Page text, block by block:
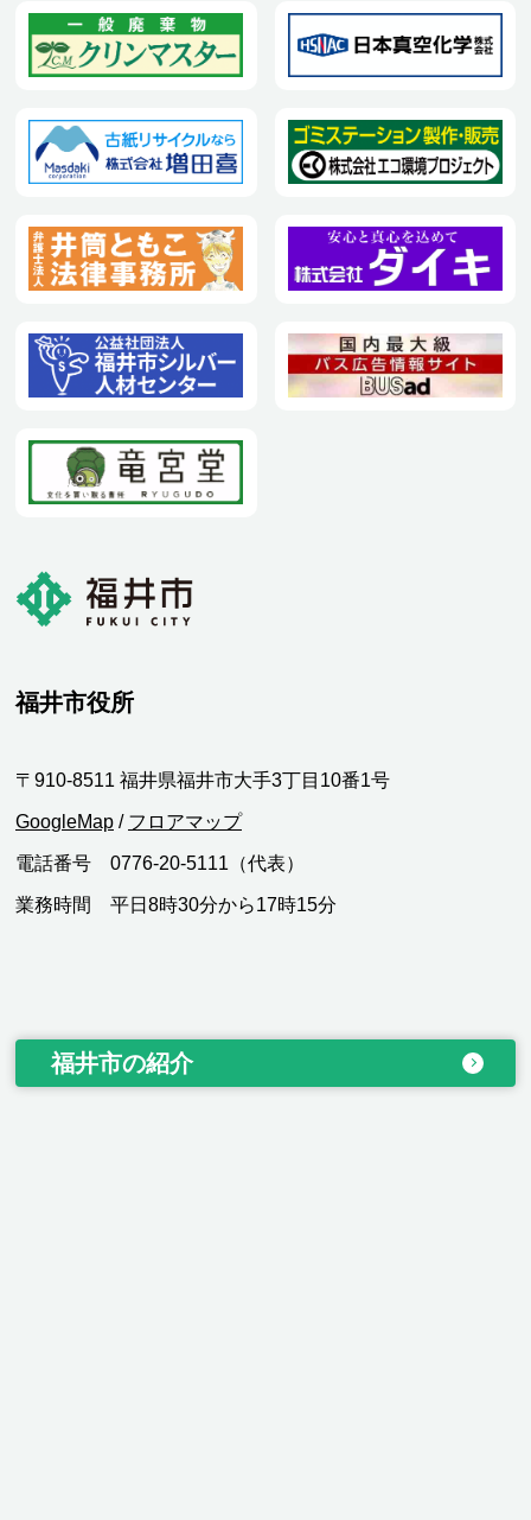
福井市役所
〒910-8511 福井県福井市大手3丁目10番1号
GoogleMap / フロアマップ
電話番号 0776-20-5111（代表）
業務時間 平日8時30分から17時15分
福井市の紹介